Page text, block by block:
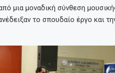
μια μοναδική σύνθεση
το σπουδαίο έργο και